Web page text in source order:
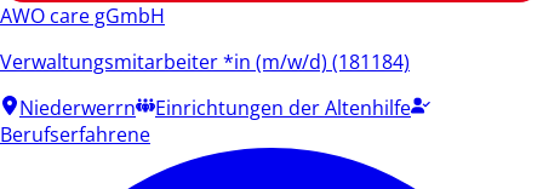
AWO care gGmbH
Verwaltungsmitarbeiter *in (m/w/d) (181184)
Niederwerrn
Einrichtungen der Altenhilfe
Berufserfahrene